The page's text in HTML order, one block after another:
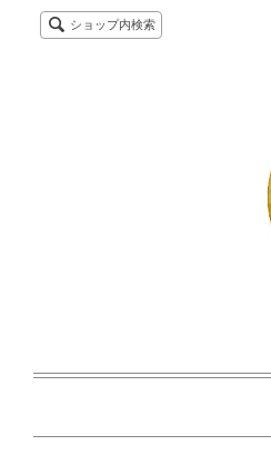
ショップ内検索